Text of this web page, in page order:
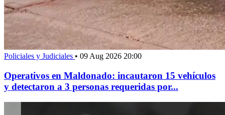
Policiales y Judiciales • 09 Aug 2026 20:00
Operativos en Maldonado: incautaron 15 vehículos
y detectaron a 3 personas requeridas por...